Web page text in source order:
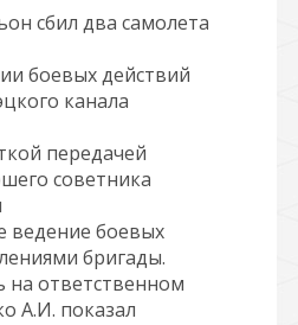
сбил два самолета
боевых действий
канала
передачей
советника
ведение боевых
бригады.
на ответственном
А.И. показал